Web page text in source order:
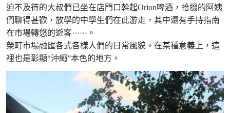
迫不及待的大叔們已坐在店門口幹起Orion啤酒，拾掇的阿姨
們聊得甚歡，放學的中學生們在此游走，其中還有手持指南
在市場轉悠的遊客······。
榮町市場融匯各式各樣人們的日常風貌。在某種意義上，這
裡也是彰顯“沖繩”本色的地方。